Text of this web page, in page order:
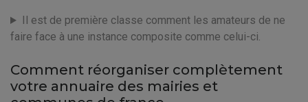
Il est de première classe comment les amateurs de ne
faire face à une instance composite comme celui-ci.
Comment réorganiser complètement
votre annuaire des mairies et